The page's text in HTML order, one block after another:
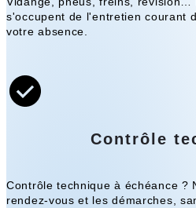
s'occupent de l'entretien courant
votre absence.
Contrôle
Contrôle technique à échéance ?
rendez-vous et les démarches,